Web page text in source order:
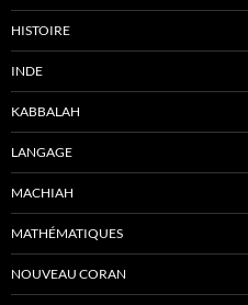
HISTOIRE
INDE
KABBALAH
LANGAGE
MACHIAH
MATHÉMATIQUES
NOUVEAU CORAN